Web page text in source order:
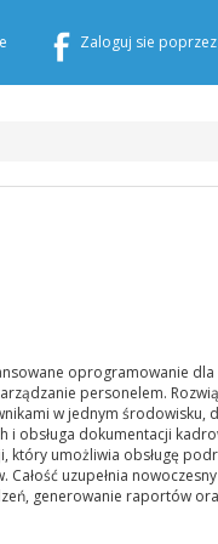
Zaloguj sie
oprogramowanie dla
personelem.
w jednym środowisku,
i obsługa dokumentacji
który umożliwia obsługę
uzupełnia
generowanie raportów